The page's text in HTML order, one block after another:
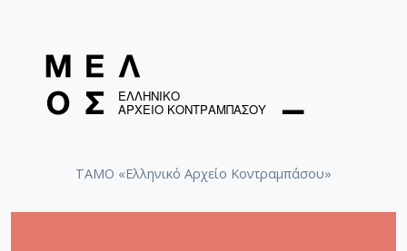
ΤΑΜΟ «Ελληνικό Αρχείο Κοντραμπάσου»